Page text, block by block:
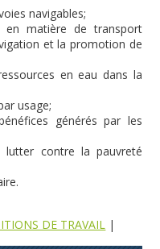
navigables;
en matière de transport
et la promotion de
en eau dans la
usage;
générés par les
lutter contre la pauvreté
DE TRAVAIL |